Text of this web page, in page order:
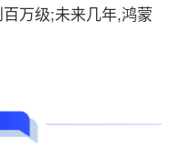
万级;未来几年,鸿蒙